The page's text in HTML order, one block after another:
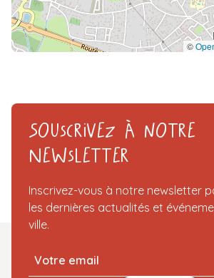
©
Souscrivez à notre
Newsletter
Inscrivez-vous à notre newsletter
les dernières actualités et
ville.